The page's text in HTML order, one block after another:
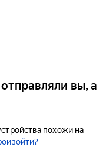
вы, а
похожи на